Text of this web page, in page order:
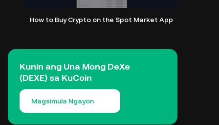
How to Buy Crypto on the Spot Market App
Kunin ang Una Mong DeXe
(DEXE) sa KuCoin
Magsimula Ngayon